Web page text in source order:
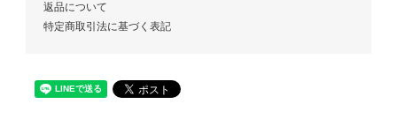
返品について
特定商取引法に基づく表記